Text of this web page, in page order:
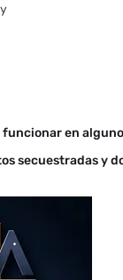
en
secuestradas y